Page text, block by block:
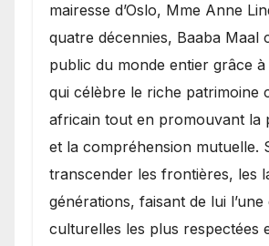
mairesse d’Oslo, Mme Anne
quatre décennies, Baaba Maal
public du monde entier grâce
qui célèbre le riche patrimoine
africain tout en promouvant la
et la compréhension mutuelle.
transcender les frontières, les
générations, faisant de lui l’une
culturelles les plus respectées